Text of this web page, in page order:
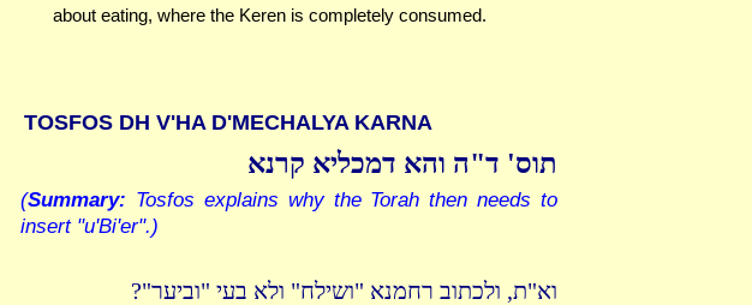
about eating, where the Keren is completely consumed.
TOSFOS DH V'HA D'MECHALYA KARNA
תוס' ד"ה והא דמכליא קרנא
(Summary: Tosfos explains why the Torah then needs to
insert "u'Bi'er".)
וא"ת, ולכתוב רחמנא "ושילח" ולא בעי "וביער"?